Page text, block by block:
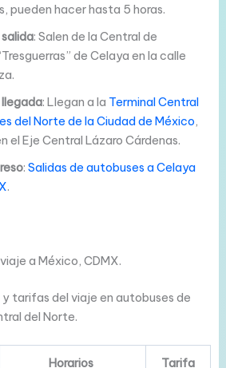
pueden hacer hasta 5 horas.
: Salen de la Central de
de Celaya en la calle
: Llegan a la Terminal Central
del Norte de la Ciudad de México,
el Eje Central Lázaro Cárdenas.
: Salidas de autobuses a Celaya
.
a México, CDMX.
y tarifas del viaje en autobuses de
del Norte.
Horarios
Tarifa